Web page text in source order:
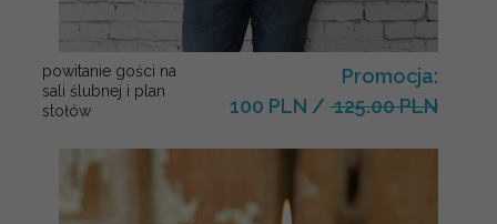
powitanie gości na
sali ślubnej i plan
stołów
Promocja:
100 PLN / 125.00 PLN